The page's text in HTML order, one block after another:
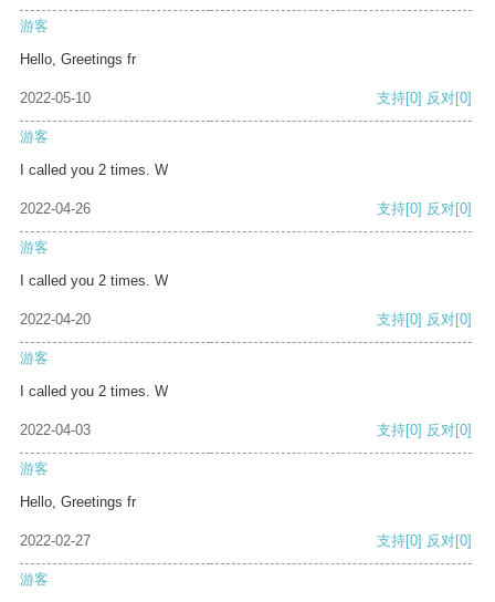
游客
Hello, Greetings fr
2022-05-10 支持[0] 反对[0]
游客
I called you 2 times. W
2022-04-26 支持[0] 反对[0]
游客
I called you 2 times. W
2022-04-20 支持[0] 反对[0]
游客
I called you 2 times. W
2022-04-03 支持[0] 反对[0]
游客
Hello, Greetings fr
2022-02-27 支持[0] 反对[0]
游客